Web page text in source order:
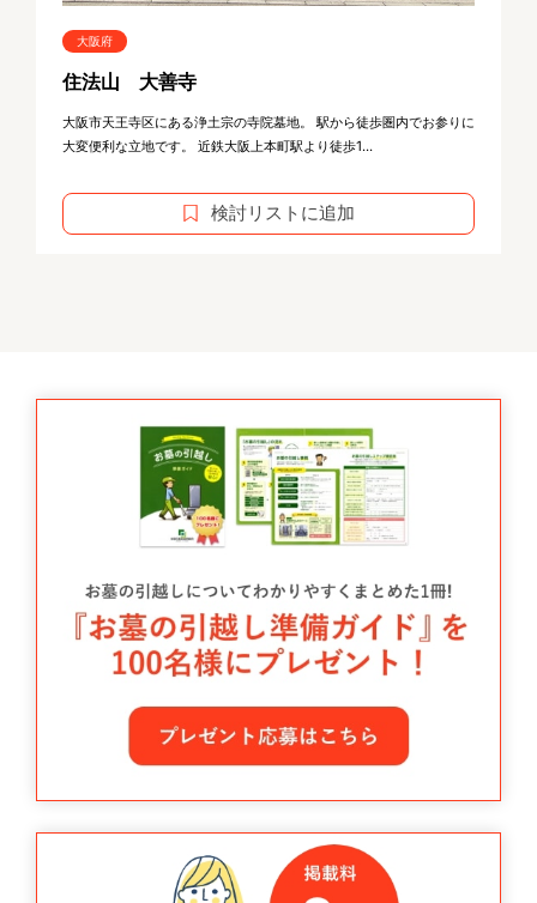
大阪府
住法山 大善寺
大阪市天王寺区にある浄土宗の寺院墓地。 駅から徒歩圏内でお参りに
大変便利な立地です。 近鉄大阪上本町駅より徒歩1...
検討リストに追加